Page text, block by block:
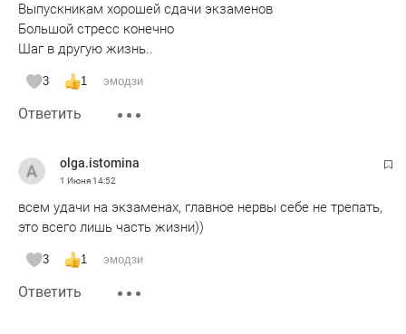
Выпускникам хорошей сдачи экзаменов
Большой стресс конечно
Шаг в другую жизнь..
3 1 эмодзи
Ответить
olga.istomina
1 Июня14:52
всем удачи на экзаменах, главное нервы себе не трепать,
это всего лишь часть жизни))
3 1 эмодзи
Ответить